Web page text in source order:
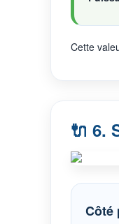
Cette
🔌 6.
Côté